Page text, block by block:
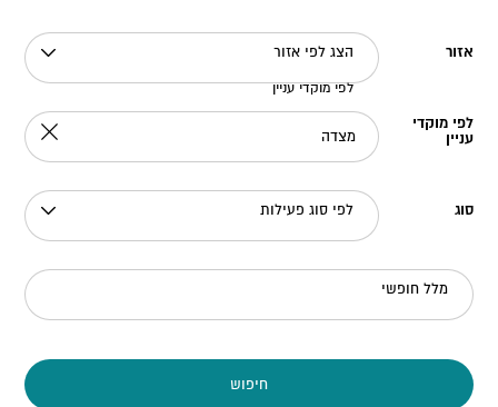
אזור הצג לפי אזור
לפי מוקדי
עניין
לפי מוקדי עניין
סוג לפי סוג פעילות
מלל חופשי
חיפוש